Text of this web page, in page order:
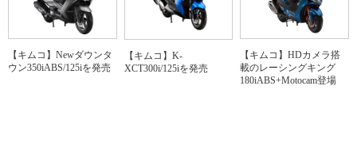
【キムコ】Newダウンタ
ウン350iABS/125iを発売
【キムコ】K-
XCT300i/125iを発売
【キムコ】HDカメラ搭
載のレーシングキング
180iABS+Motocam登場